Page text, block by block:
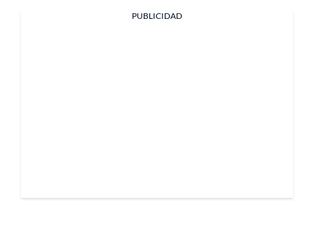
PUBLICIDAD